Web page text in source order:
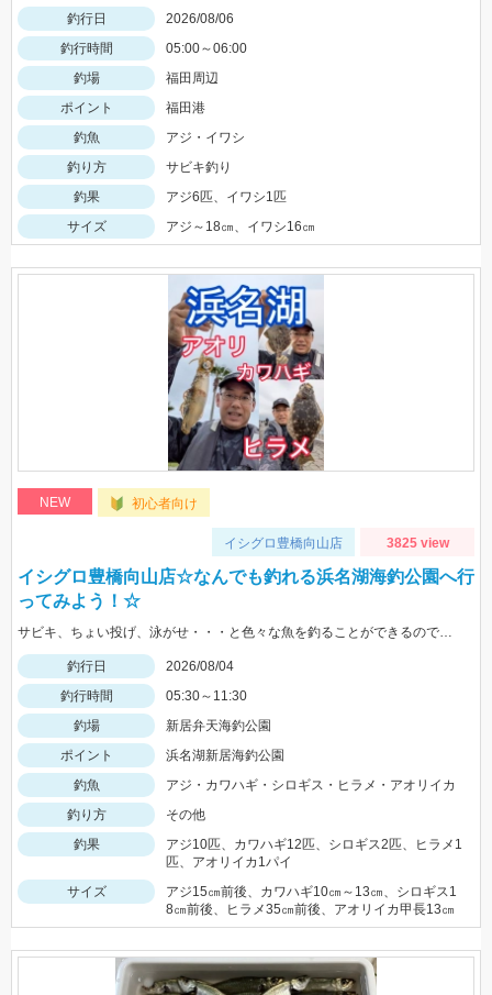
釣行日
2026/08/06
釣行時間
05:00～06:00
釣場
福田周辺
ポイント
福田港
釣魚
アジ・イワシ
釣り方
サビキ釣り
釣果
アジ6匹、イワシ1匹
サイズ
アジ～18㎝、イワシ16㎝
NEW 初心者向け
イシグロ豊橋向山店 3825 view
イシグロ豊橋向山店☆なんでも釣れる浜名湖海釣公園へ行
ってみよう！☆
サビキ、ちょい投げ、泳がせ・・・と色々な魚を釣ることができるので仕掛けも何種類か用意していけば楽しむことができますよ！
釣行日
2026/08/04
釣行時間
05:30～11:30
釣場
新居弁天海釣公園
ポイント
浜名湖新居海釣公園
釣魚
アジ・カワハギ・シロギス・ヒラメ・アオリイカ
釣り方
その他
釣果
アジ10匹、カワハギ12匹、シロギス2匹、ヒラメ1
匹、アオリイカ1パイ
サイズ
アジ15㎝前後、カワハギ10㎝～13㎝、シロギス1
8㎝前後、ヒラメ35㎝前後、アオリイカ甲長13㎝